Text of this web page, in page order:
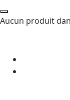
Aucun produit